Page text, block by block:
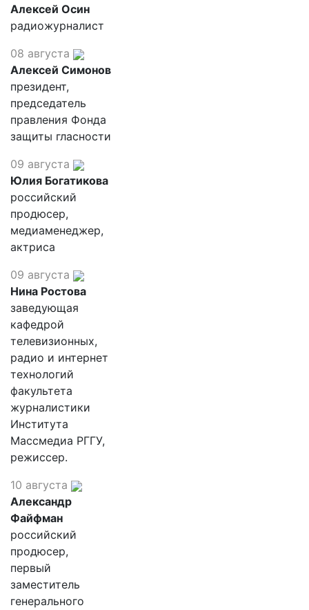
Алексей Осин
радиожурналист
08 августа
Алексей Симонов
президент,
председатель
правления Фонда
защиты гласности
09 августа
Юлия Богатикова
российский
продюсер,
медиаменеджер,
актриса
09 августа
Нина Ростова
заведующая
кафедрой
телевизионных,
радио и интернет
технологий
факультета
журналистики
Института
Массмедиа РГГУ,
режиссер.
10 августа
Александр
Файфман
российский
продюсер,
первый
заместитель
генерального